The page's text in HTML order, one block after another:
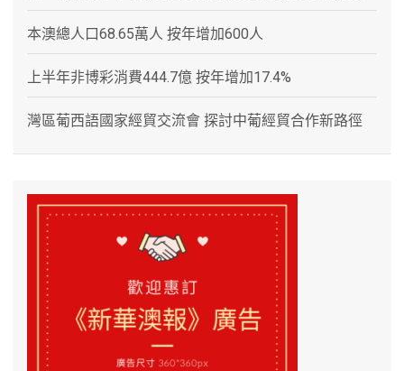
本澳總人口68.65萬人 按年增加600人
上半年非博彩消費444.7億 按年增加17.4%
灣區葡西語國家經貿交流會 探討中葡經貿合作新路徑